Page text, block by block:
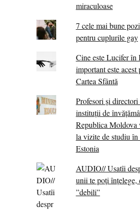
miraculoase
7 cele mai bune
pentru cuplurile gay
Cine este Lucifer în
important este acest
Cartea Sfântă
Profesori și
instituții de
Republica Moldova
la vizite de studiu în
Estonia
AUDIO// Usatîi
unii te poți înțelege,
”debili”